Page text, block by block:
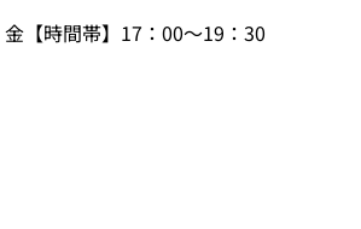
金【時間帯】17：00～19：30